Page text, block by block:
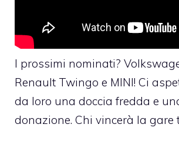
I prossimi nominati?
Renault Twingo e MINI! Ci
da loro una doccia fredda e
donazione. Chi vincerà la gare